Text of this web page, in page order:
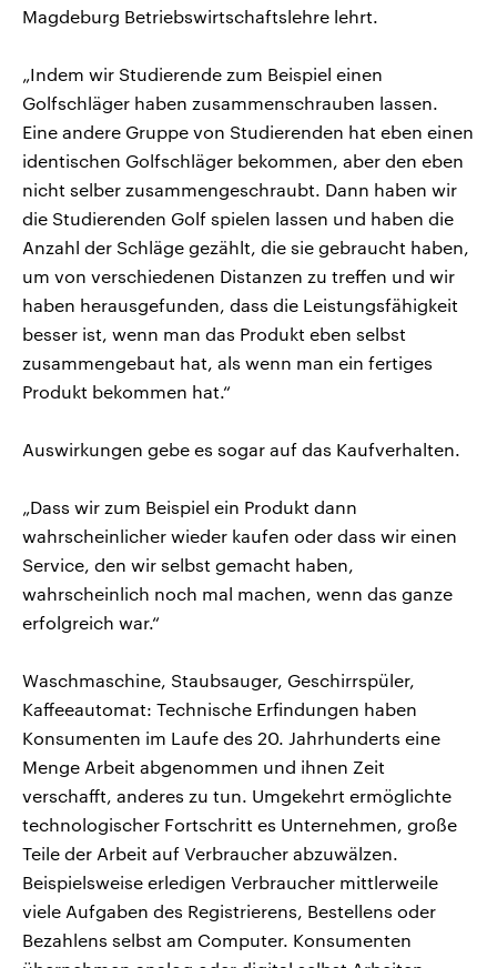
Magdeburg Betriebswirtschaftslehre lehrt.
„Indem wir Studierende zum Beispiel einen
Golfschläger haben zusammenschrauben lassen.
Eine andere Gruppe von Studierenden hat eben einen
identischen Golfschläger bekommen, aber den eben
nicht selber zusammengeschraubt. Dann haben wir
die Studierenden Golf spielen lassen und haben die
Anzahl der Schläge gezählt, die sie gebraucht haben,
um von verschiedenen Distanzen zu treffen und wir
haben herausgefunden, dass die Leistungsfähigkeit
besser ist, wenn man das Produkt eben selbst
zusammengebaut hat, als wenn man ein fertiges
Produkt bekommen hat.“
Auswirkungen gebe es sogar auf das Kaufverhalten.
„Dass wir zum Beispiel ein Produkt dann
wahrscheinlicher wieder kaufen oder dass wir einen
Service, den wir selbst gemacht haben,
wahrscheinlich noch mal machen, wenn das ganze
erfolgreich war.“
Waschmaschine, Staubsauger, Geschirrspüler,
Kaffeeautomat: Technische Erfindungen haben
Konsumenten im Laufe des 20. Jahrhunderts eine
Menge Arbeit abgenommen und ihnen Zeit
verschafft, anderes zu tun. Umgekehrt ermöglichte
technologischer Fortschritt es Unternehmen, große
Teile der Arbeit auf Verbraucher abzuwälzen.
Beispielsweise erledigen Verbraucher mittlerweile
viele Aufgaben des Registrierens, Bestellens oder
Bezahlens selbst am Computer. Konsumenten